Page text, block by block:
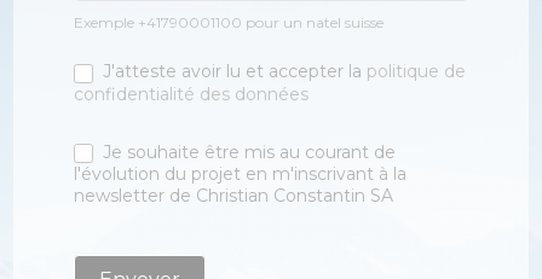
Exemple +41790001100 pour un natel suisse
J'atteste avoir lu et accepter la politique de
confidentialité des données
Je souhaite être mis au courant de
l'évolution du projet en m'inscrivant à la
newsletter de Christian Constantin SA